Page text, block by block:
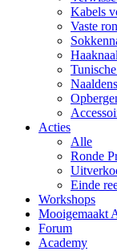
Kabels
Vaste
Acties
Alle
Ronde
Einde
Workshops
Mooigemaakt
Forum
Academy